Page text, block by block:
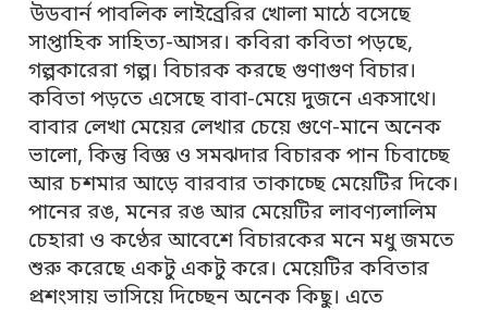
উডবার্ন পাবলিক লাইব্রেরির খোলা মাঠে বসেছে
সাপ্তাহিক সাহিত্য-আসর। কবিরা কবিতা পড়ছে,
গল্পকারেরা গল্প। বিচারক করছে গুণাগুণ বিচার।
কবিতা পড়তে এসেছে বাবা-মেয়ে দুজনে একসাথে।
বাবার লেখা মেয়ের লেখার চেয়ে গুণে-মানে অনেক
ভালো, কিন্তু বিজ্ঞ ও সমঝদার বিচারক পান চিবাচ্ছে
আর চশমার আড়ে বারবার তাকাচ্ছে মেয়েটির দিকে।
পানের রঙ, মনের রঙ আর মেয়েটির লাবণ্যলালিম
চেহারা ও কণ্ঠের আবেশে বিচারকের মনে মধু জমতে
শুরু করেছে একটু একটু করে। মেয়েটির কবিতার
প্রশংসায় ভাসিয়ে দিচ্ছেন অনেক কিছু। এতে